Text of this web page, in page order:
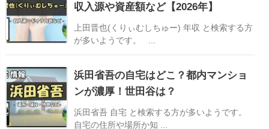
収入源や資産額など【2026年】
上田晋也(くりぃむしちゅー) 年収 と検索する方
が多いようです。 ...
浜田省吾の自宅はどこ？都内マンショ
ンが濃厚！世田谷は？
浜田省吾 自宅 と検索する方が多いようです。
自宅の住所や場所か知 ...